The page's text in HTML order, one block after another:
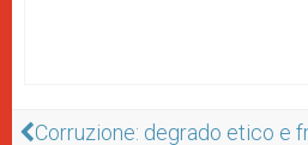
Corruzione: degrado etico e